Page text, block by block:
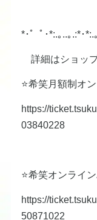
*･゜ﾟ･*:.｡..｡.:*･*:.
詳細はショッ
⭐️希笑月額制オ
https://
03840228
⭐️希笑オンライ
https://
50871022